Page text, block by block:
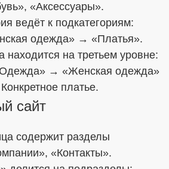
«Аксессуары».
ведёт к подкатегориям:
одежда» → «Платья».
находится на третьем уровне:
→ «Женская одежда»
платье.
сайт
содержит разделы
«Контакты».